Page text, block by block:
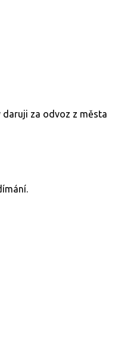
daruji za odvoz z města